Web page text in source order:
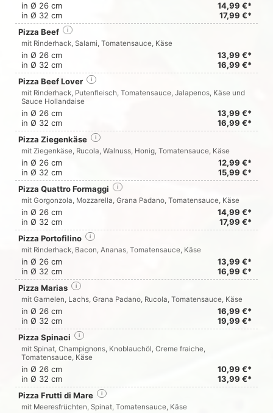
in Ø 26 cm
14,99 €*
in Ø 32 cm
17,99 €*
Pizza Beef
i
mit Rinderhack, Salami, Tomatensauce, Käse
in Ø 26 cm
13,99 €*
in Ø 32 cm
16,99 €*
Pizza Beef Lover
i
mit Rinderhack, Putenfleisch, Tomatensauce, Jalapenos, Käse und
Sauce Hollandaise
in Ø 26 cm
13,99 €*
in Ø 32 cm
16,99 €*
Pizza Ziegenkäse
i
mit Ziegenkäse, Rucola, Walnuss, Honig, Tomatensauce, Käse
in Ø 26 cm
12,99 €*
in Ø 32 cm
15,99 €*
Pizza Quattro Formaggi
i
mit Gorgonzola, Mozzarella, Grana Padano, Tomatensauce, Käse
in Ø 26 cm
14,99 €*
in Ø 32 cm
17,99 €*
Pizza Portofilino
i
mit Rinderhack, Bacon, Ananas, Tomatensauce, Käse
in Ø 26 cm
13,99 €*
in Ø 32 cm
16,99 €*
Pizza Marias
i
mit Garnelen, Lachs, Grana Padano, Rucola, Tomatensauce, Käse
in Ø 26 cm
16,99 €*
in Ø 32 cm
19,99 €*
Pizza Spinaci
i
mit Spinat, Champignons, Knoblauchöl, Creme fraiche,
Tomatensauce, Käse
in Ø 26 cm
10,99 €*
in Ø 32 cm
13,99 €*
Pizza Frutti di Mare
i
mit Meeresfrüchten, Spinat, Tomatensauce, Käse